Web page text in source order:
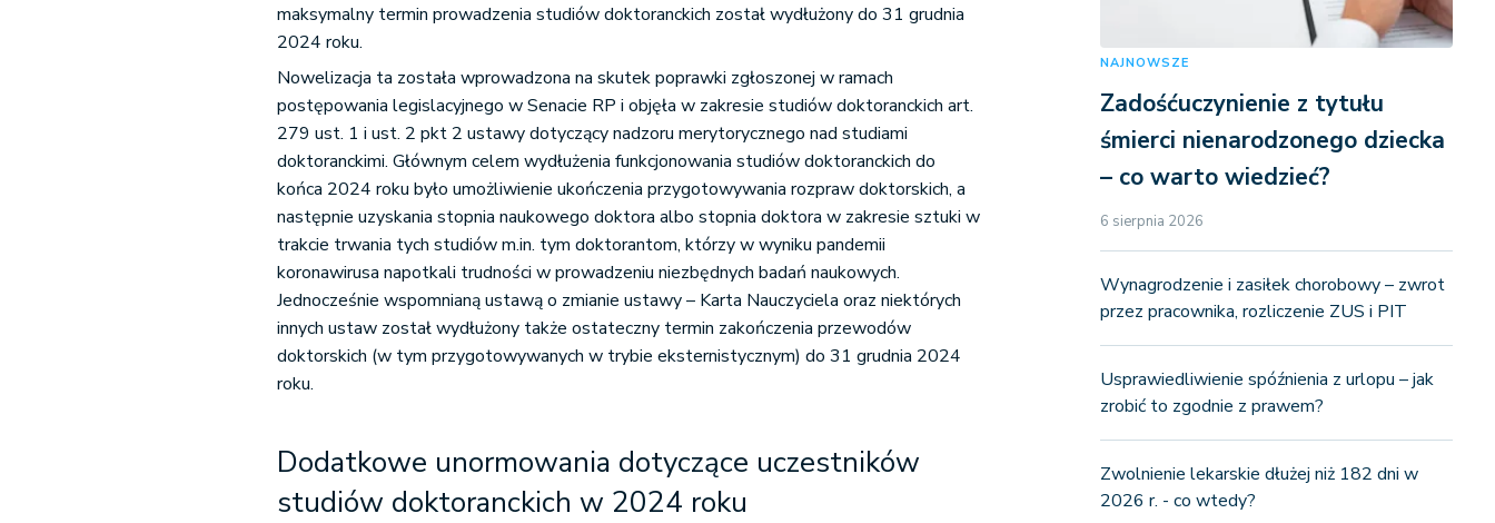
maksymalny termin prowadzenia studiów doktoranckich został wydłużony do 31 grudnia
2024 roku.
Nowelizacja ta została wprowadzona na skutek poprawki zgłoszonej w ramach
postępowania legislacyjnego w Senacie RP i objęła w zakresie studiów doktoranckich art.
279 ust. 1 i ust. 2 pkt 2 ustawy dotyczący nadzoru merytorycznego nad studiami
doktoranckimi. Głównym celem wydłużenia funkcjonowania studiów doktoranckich do
końca 2024 roku było umożliwienie ukończenia przygotowywania rozpraw doktorskich, a
następnie uzyskania stopnia naukowego doktora albo stopnia doktora w zakresie sztuki w
trakcie trwania tych studiów m.in. tym doktorantom, którzy w wyniku pandemii
koronawirusa napotkali trudności w prowadzeniu niezbędnych badań naukowych.
Jednocześnie wspomnianą ustawą o zmianie ustawy – Karta Nauczyciela oraz niektórych
innych ustaw został wydłużony także ostateczny termin zakończenia przewodów
doktorskich (w tym przygotowywanych w trybie eksternistycznym) do 31 grudnia 2024
roku.
Dodatkowe unormowania dotyczące uczestników
studiów doktoranckich w 2024 roku
NAJNOWSZE
Zadośćuczynienie z tytułu
śmierci nienarodzonego dziecka
– co warto wiedzieć?
6 sierpnia 2026
Wynagrodzenie i zasiłek chorobowy – zwrot
przez pracownika, rozliczenie ZUS i PIT
Usprawiedliwienie spóźnienia z urlopu – jak
zrobić to zgodnie z prawem?
Zwolnienie lekarskie dłużej niż 182 dni w
2026 r. - co wtedy?